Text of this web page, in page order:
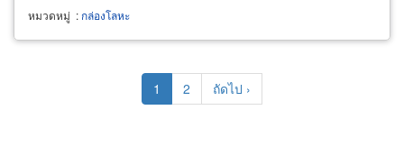
หมวดหมู่ : กล่องโลหะ
Current
page
1 Page
2
Next
page
ถัดไป ›